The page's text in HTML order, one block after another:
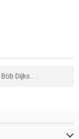
Bob Dijks .